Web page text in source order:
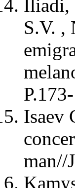
Iliadi,
S.V. ,
Isaev
man//